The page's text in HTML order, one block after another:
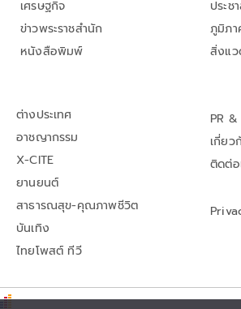
เศรษฐกิจ
ข่าวพระราชสำนัก
หนังสือพิมพ์
ประช
ภูมิภา
สิ่งแ
ต่างประเทศ
อาชญากรรม
X-CITE
ยานยนต์
สาธารณสุข-คุณภาพชีวิต
บันเทิง
ไทยโพสต์ ทีวี
PR &
เกี่ยว
ติดต่